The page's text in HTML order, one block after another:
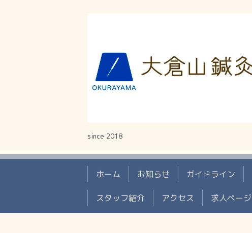
since 2018
ホーム お知らせ ガイドライン
スタッフ紹介 アクセス 求人ページ